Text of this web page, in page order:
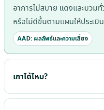
อาการไม่สบาย แดงและบวม
หรือไม่ดีขึ้นตามแผนให้ประเมิน
AAD: ผลลัพธ์และความเสี่ยง
เกาได้ไหม?